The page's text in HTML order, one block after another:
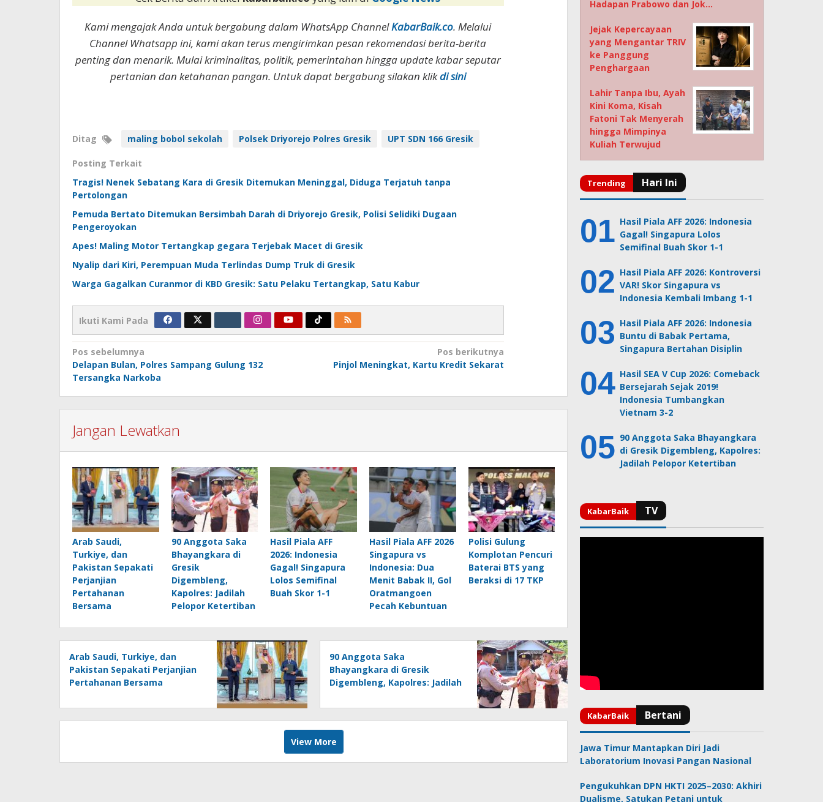
Kami mengajak Anda untuk bergabung dalam WhatsApp ChannelKabarBaik.co. Melalui
Channel Whatsapp ini, kami akan terus mengirimkan pesan rekomendasi berita-berita
penting dan menarik. Mulai kriminalitas, politik, pemerintahan hingga update kabar seputar
pertanian dan ketahanan pangan. Untuk dapat bergabung silakan klikdi sini
Ditag maling bobol sekolah Polsek Driyorejo Polres Gresik UPT SDN 166 Gresik
Posting Terkait
Tragis! Nenek Sebatang Kara di Gresik Ditemukan Meninggal, Diduga Terjatuh tanpa
Pertolongan
Pemuda Bertato Ditemukan Bersimbah Darah di Driyorejo Gresik, Polisi Selidiki Dugaan
Pengeroyokan
Apes! Maling Motor Tertangkap gegara Terjebak Macet di Gresik
Nyalip dari Kiri, Perempuan Muda Terlindas Dump Truk di Gresik
Warga Gagalkan Curanmor di KBD Gresik: Satu Pelaku Tertangkap, Satu Kabur
Ikuti Kami Pada
Navigasi
pos
Pos sebelumnya
Delapan Bulan, Polres Sampang Gulung 132
Tersangka Narkoba
Pos berikutnya
Pinjol Meningkat, Kartu Kredit Sekarat
Jangan Lewatkan
Arab Saudi,
Turkiye, dan
Pakistan Sepakati
Perjanjian
Pertahanan
Bersama
90 Anggota Saka
Bhayangkara di
Gresik
Digembleng,
Kapolres: Jadilah
Pelopor Ketertiban
Hasil Piala AFF
2026: Indonesia
Gagal! Singapura
Lolos Semifinal
Buah Skor 1-1
Hasil Piala AFF 2026
Singapura vs
Indonesia: Dua
Menit Babak II, Gol
Oratmangoen
Pecah Kebuntuan
Polisi Gulung
Komplotan Pencuri
Baterai BTS yang
Beraksi di 17 TKP
Arab Saudi, Turkiye, dan
Pakistan Sepakati Perjanjian
Pertahanan Bersama
90 Anggota Saka
Bhayangkara di Gresik
Digembleng, Kapolres: Jadilah
View More
Hadapan Prabowo dan Jok…
Jejak Kepercayaan
yang Mengantar TRIV
ke Panggung
Penghargaan
Lahir Tanpa Ibu, Ayah
Kini Koma, Kisah
Fatoni Tak Menyerah
hingga Mimpinya
Kuliah Terwujud
Hasil Piala AFF 2026: Indonesia
Gagal! Singapura Lolos
Semifinal Buah Skor 1-1
Hasil Piala AFF 2026: Kontroversi
VAR! Skor Singapura vs
Indonesia Kembali Imbang 1-1
Hasil Piala AFF 2026: Indonesia
Buntu di Babak Pertama,
Singapura Bertahan Disiplin
Hasil SEA V Cup 2026: Comeback
Bersejarah Sejak 2019!
Indonesia Tumbangkan
Vietnam 3-2
90 Anggota Saka Bhayangkara
di Gresik Digembleng, Kapolres:
Jadilah Pelopor Ketertiban
Jawa Timur Mantapkan Diri Jadi
Laboratorium Inovasi Pangan Nasional
Pengukuhkan DPN HKTI 2025–2030: Akhiri
Dualisme, Satukan Petani untuk